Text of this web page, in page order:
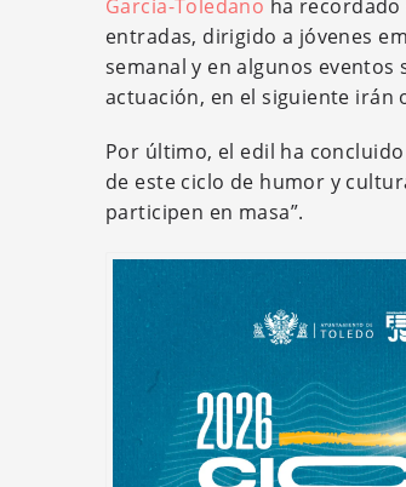
García-Toledano ha recordado
entradas, dirigido a jóvenes
semanal y en algunos
actuación, en el siguiente irán
Por último, el edil ha
de este ciclo de humor y
participen en masa”.